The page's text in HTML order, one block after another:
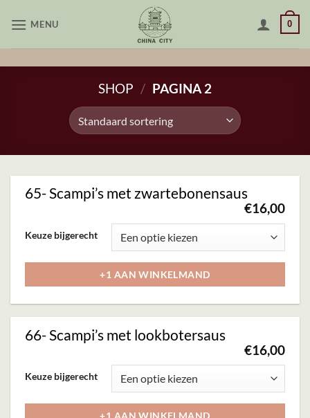
MENU 0
SHOP / PAGINA 2
65- Scampi’s met zwartebonensaus
€16,00
product
heeft
variaties.
Deze
optie
gekozen
Keuze bijgerecht
+1 AAN WINKELMAND
66- Scampi’s met lookbotersaus
€16,00
product
heeft
Keuze bijgerecht
+1 AAN WINKELMAND